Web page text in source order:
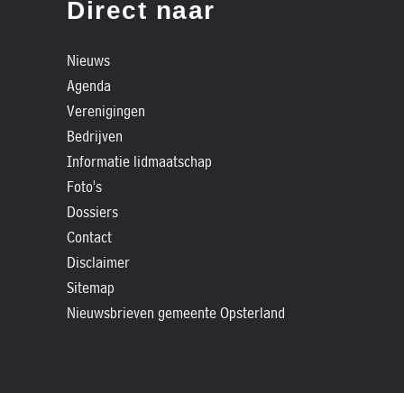
Direct naar
Nieuws
Agenda
Verenigingen
Bedrijven
Informatie lidmaatschap
Foto's
Dossiers
Contact
Disclaimer
Sitemap
Nieuwsbrieven gemeente Opsterland
verhalen
Dossiers
Contact
gemeente
Opsterland